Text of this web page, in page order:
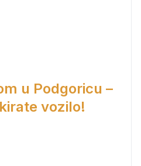
u Podgoricu –
vozilo!